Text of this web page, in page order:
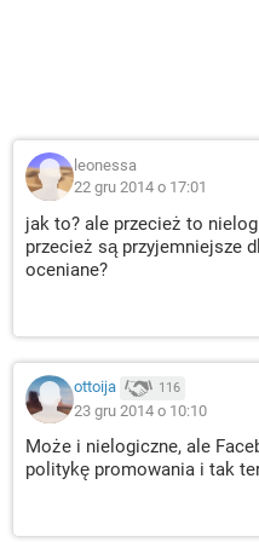
leonessa
22 gru 2014 o 17:01
jak to? ale przecież to
przecież są przyjemniejsze
oceniane?
ottoija 116
23 gru 2014 o 10:10
Może i nielogiczne, ale
politykę promowania i tak